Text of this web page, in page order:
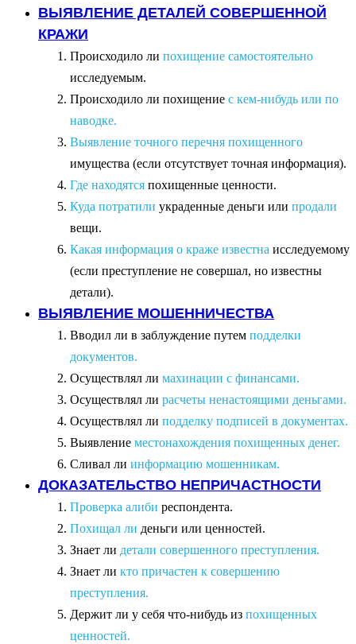
ВЫЯВЛЕНИЕ ДЕТАЛЕЙ СОВЕРШЕННОЙ
КРАЖИ
Происходило ли похищение самостоятельно
исследуемым.
Происходило ли похищение с кем-нибудь или по
наводке.
Выявление точного перечня похищенного
имущества (если отсутствует точная информация).
Где находятся похищенные ценности.
Куда потратили украденные деньги или продали
вещи.
Какая информация о краже известна исследуемому
(если преступление не совершал, но известны
детали).
ВЫЯВЛЕНИЕ МОШЕННИЧЕСТВА
Вводил ли в заблуждение путем подделки
документов.
Осуществлял ли махинации с финансами.
Осуществлял ли расчеты ненастоящими деньгами.
Осуществлял ли подделку подписей в документах.
Выявление местонахождения похищенных денег.
Сливал ли информацию мошенникам.
ДОКАЗАТЕЛЬСТВО НЕПРИЧАСТНОСТИ
Проверка алиби респондента.
Похищал ли деньги или ценностей.
Знает ли детали совершенного преступления.
Знает ли кто причастен к совершению
преступления.
Держит ли у себя что-нибудь из похищенных
ценностей.